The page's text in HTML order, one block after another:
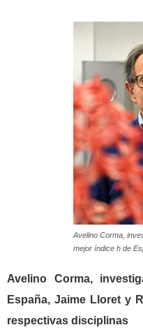
Avelino Corma,
mejor índice h de
Avelino Corma,
España, Jaime Lloret y
respectivas disciplinas